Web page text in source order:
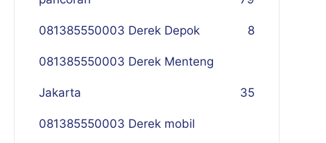
081385550003 Derek Depok 8
081385550003 Derek Menteng
Jakarta 35
081385550003 Derek mobil